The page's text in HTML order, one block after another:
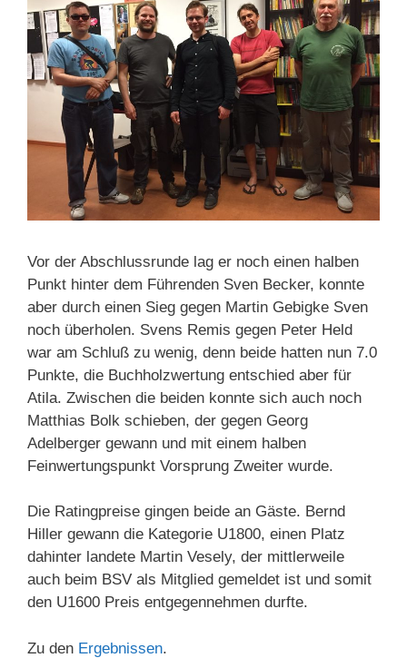
Vor der Abschlussrunde lag er noch einen halben
Punkt hinter dem Führenden Sven Becker, konnte
aber durch einen Sieg gegen Martin Gebigke Sven
noch überholen. Svens Remis gegen Peter Held
war am Schluß zu wenig, denn beide hatten nun 7.0
Punkte, die Buchholzwertung entschied aber für
Atila. Zwischen die beiden konnte sich auch noch
Matthias Bolk schieben, der gegen Georg
Adelberger gewann und mit einem halben
Feinwertungspunkt Vorsprung Zweiter wurde.
Die Ratingpreise gingen beide an Gäste. Bernd
Hiller gewann die Kategorie U1800, einen Platz
dahinter landete Martin Vesely, der mittlerweile
auch beim BSV als Mitglied gemeldet ist und somit
den U1600 Preis entgegennehmen durfte.
Zu den Ergebnissen.